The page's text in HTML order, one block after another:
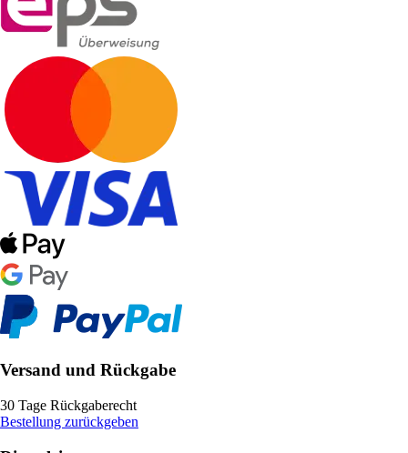
Versand und Rückgabe
30 Tage Rückgaberecht
Bestellung zurückgeben